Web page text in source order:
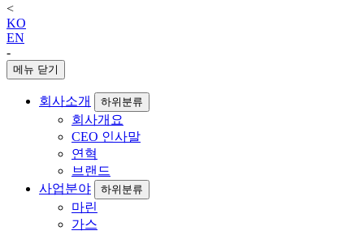
<
KO
EN
-
메뉴 닫기
회사소개 하위분류
회사개요
CEO 인사말
연혁
브랜드
사업분야
하위분류
마린
가스